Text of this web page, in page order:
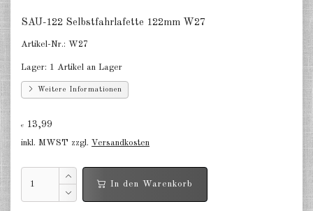
Frankreich & Niederlande 1:285
Schweden 1:285
Finnland 1:285
Israel 1:285
Nord Korea 1:285
SAU-122 Selbstfahrlafette 122mm W27
Artikel-Nr.: W27
Lager: 1 Artikel an Lager
Weitere Informationen
€ 13,99
inkl. MWST zzgl. Versandkosten
In den Warenkorb